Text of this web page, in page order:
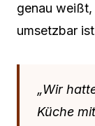
genau
umsetzbar
„Wir
Küche